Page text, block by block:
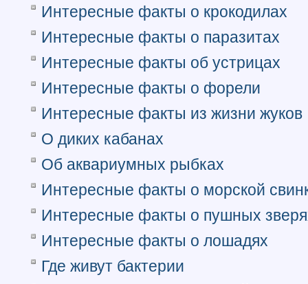
Интересные факты о крокодилах
Интересные факты о паразитах
Интересные факты об устрицах
Интересные факты о форели
Интересные факты из жизни жуков
О диких кабанах
Об аквариумных рыбках
Интересные факты о морской
Интересные факты о пушных
Интересные факты о лошадях
Где живут бактерии